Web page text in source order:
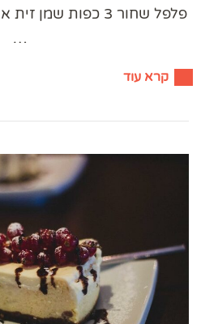
פלפל שחור 3 כפות
…
קרא עוד